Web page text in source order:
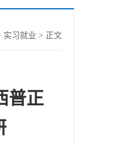
实习就业 > 正文
普正